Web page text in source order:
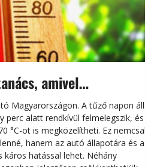
amivel
a nyári károktól
Magyarországon. A tűző napon álló
perc alatt rendkívül felmelegszik, és
°C-ot is megközelítheti. Ez nemcsak
hanem az autó állapotára és a
hatással lehet. Néhány